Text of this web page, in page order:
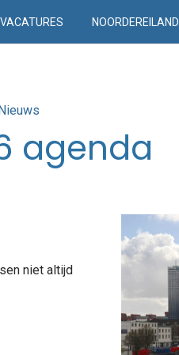
VACATURES NOORDEREILAND
agenda
niet altijd